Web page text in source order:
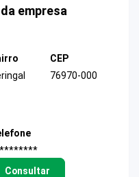
empresa
CEP
76970-000
Consultar